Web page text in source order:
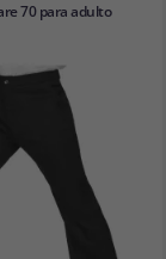
70 para adulto